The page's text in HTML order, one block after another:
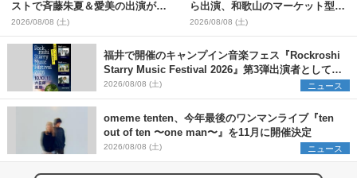
ストで斉藤朱夏＆愛美の出演が決
定
2026/08/08 (土)
ら出演、和歌山のマーケット型野
外イベント『PICNIC JAM
2026』早割チケット発売開始
2026/08/08 (土)
福井で開催のキャンプイン音楽フェス『Rockroshi
Starry Music Festival 2026』第3弾出演者として
SCOOBIE DO、かりゆし58、Reiを発表
2026/08/08 (土) ニュース
omeme tenten、今年最後のワンマンライブ『ten
out of ten 〜one man〜』を11月に開催決定
2026/08/08 (土) ニュース